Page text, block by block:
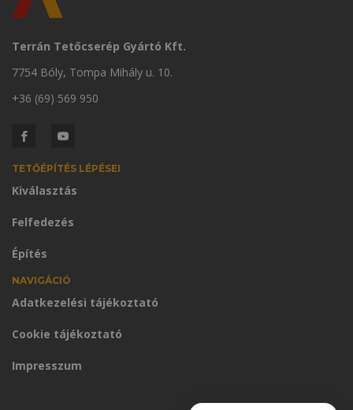
Terrán Tetőcserép Gyártó Kft.
7754 Bóly, Tompa Mihály u. 10.
+36 (69) 569 950
TETŐÉPÍTÉS LÉPÉSEI
Kiválasztás
Felfedezés
Építés
NAVIGÁCIÓ
Adatkezelési tájékoztató
Cookie tájékoztató
Impresszum